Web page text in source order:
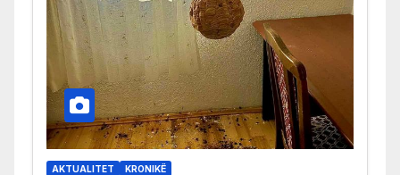
AKTUALITET KRONIKË